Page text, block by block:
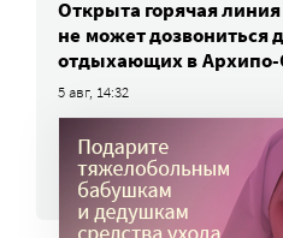
Открыта горячая линия
не может дозвониться
отдыхающих в
5 авг, 14:32
ВСЕ НОВОСТИ